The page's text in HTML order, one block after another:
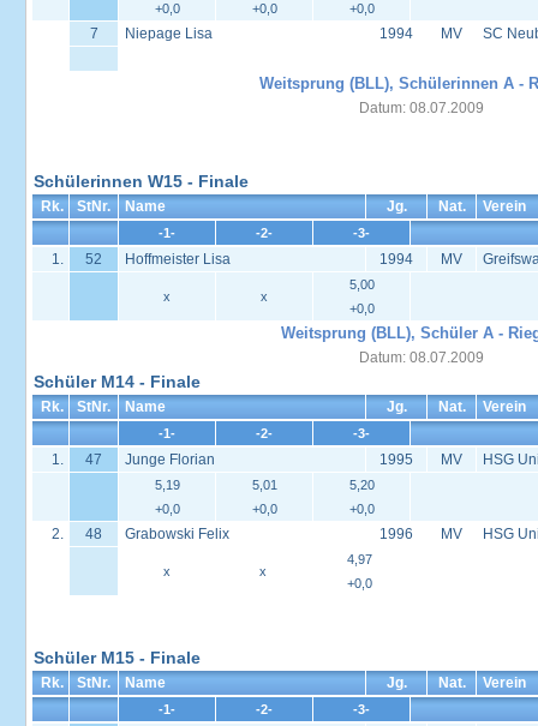
+0,0
+0,0
+0,0
7 Niepage Lisa 1994 MV SC
Weitsprung (BLL), Schülerinnen A -
Datum: 08.07.2009
Schülerinnen W15 - Finale
Rk. StNr. Name Jg. Nat. Verein
-1- -2- -3-
1. 52 Hoffmeister Lisa 1994 MV
x x
5,00
+0,0
Weitsprung (BLL), Schüler A -
Datum: 08.07.2009
Schüler M14 - Finale
Rk. StNr. Name Jg. Nat. Verein
-1- -2- -3-
1. 47 Junge Florian 1995 MV HSG
5,19
+0,0
5,01
+0,0
5,20
+0,0
2. 48 Grabowski Felix 1996 MV HSG
x x
4,97
+0,0
Schüler M15 - Finale
Rk. StNr. Name Jg. Nat. Verein
-1- -2- -3-